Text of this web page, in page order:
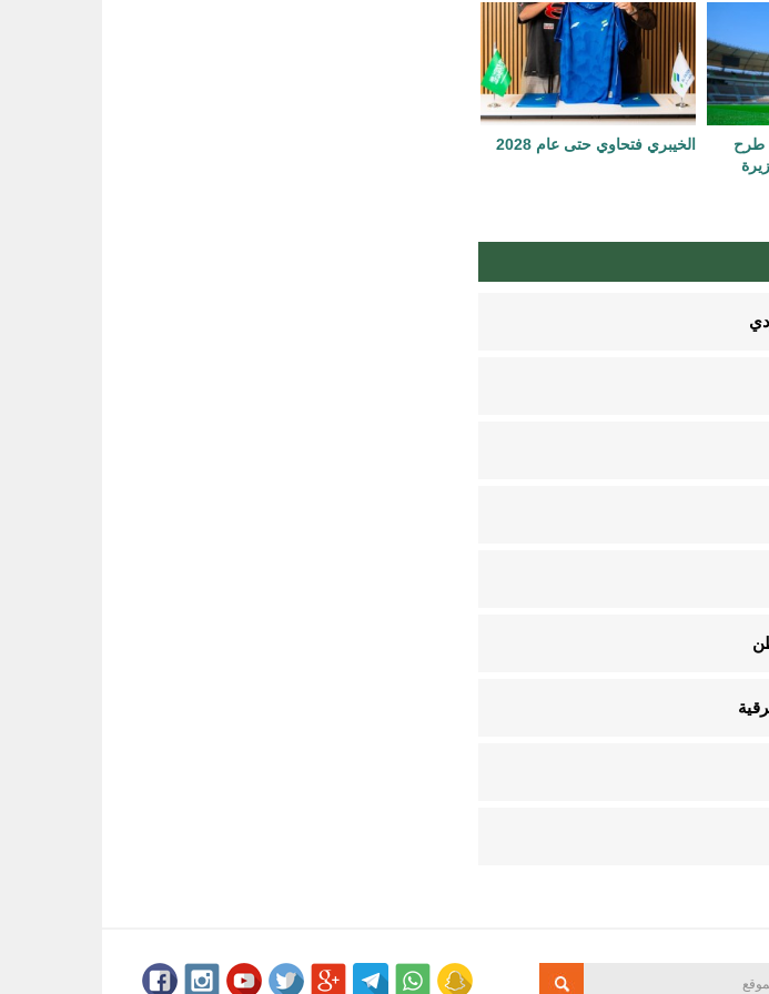
طرح
الخيبري فتحاوي حتى عام 2028